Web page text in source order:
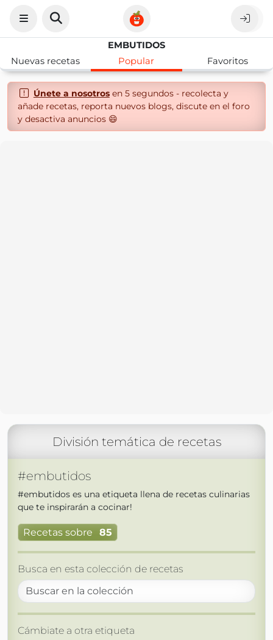
EMBUTIDOS
Nuevas recetas
Popular Favoritos
Únete a nosotrosen 5 segundos - recolecta y
añade recetas, reporta nuevos blogs, discute en el foro
y desactiva anuncios 😄
División temática de recetas
#embutidos
#embutidos es una etiqueta llena de recetas culinarias
que te inspirarán a cocinar!
Recetas sobre 85
Busca en esta colección de recetas
Cámbiate a otra etiqueta